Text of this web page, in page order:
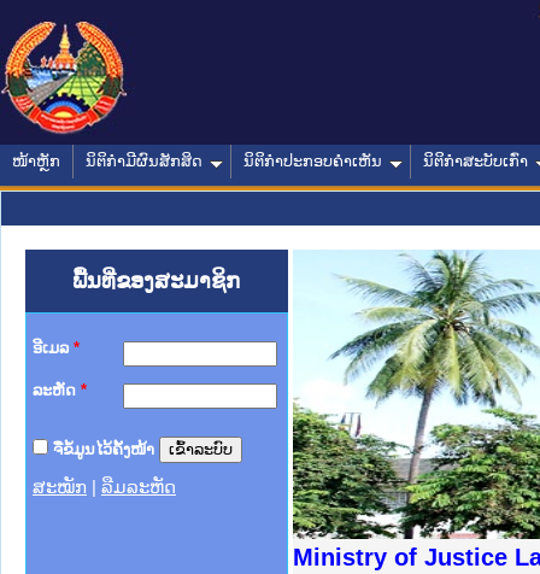
ໜ້າຫຼັກ ນິຕິກໍາມີຜົນສັກສິດ ນິຕິກໍາປະກອບຄໍາເຫັນ ນິຕິກໍາສະບັບເກົ່າ
ພື້ນທີ່ຂອງສະມາຊິກ
ອີເມລ *
ລະຫັດ *
ຈື່ຂໍ້ມູນໄວ້ຄັ້ງໜ້າ
ສະໝັກ ລືມລະຫັດ
Ministry of Justice